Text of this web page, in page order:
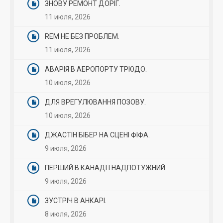
ЗНОВУ РЕМОНТ ДОРІГ.
11 июля, 2026
REM НЕ БЕЗ ПРОБЛЕМ.
11 июля, 2026
АВАРІЯ В АЕРОПОРТУ ТРЮДО.
10 июля, 2026
ДЛЯ ВРЕГУЛЮВАННЯ ПОЗОВУ.
10 июля, 2026
ДЖАСТІН БІБЕР НА СЦЕНІ ФІФА.
9 июля, 2026
ПЕРШИЙ В КАНАДІ І НАДПОТУЖНИЙ.
9 июля, 2026
ЗУСТРІЧ В АНКАРІ.
8 июля, 2026